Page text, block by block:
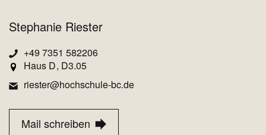
Stephanie Riester
+49 7351 582206
Haus D D3.05
riester@hochschule-bc.de
Mail schreiben